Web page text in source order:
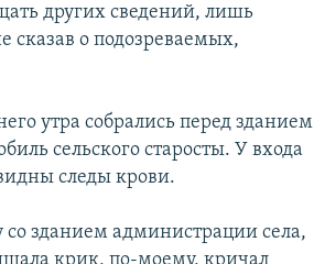
других сведений, лишь
сказав о подозреваемых,
утра собрались перед зданием
сельского старосты. У входа
следы крови.
со зданием администрации села,